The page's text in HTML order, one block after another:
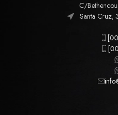
C/
Santa Cruz,